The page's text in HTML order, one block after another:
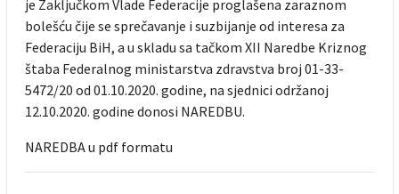
je Zaključkom Vlade Federacije proglašena zaraznom
bolešću čije se sprečavanje i suzbijanje od interesa za
Federaciju BiH, a u skladu sa tačkom XII Naredbe Kriznog
štaba Federalnog ministarstva zdravstva broj 01-33-
5472/20 od 01.10.2020. godine, na sjednici održanoj
12.10.2020. godine donosi NAREDBU.
NAREDBA u pdf formatu